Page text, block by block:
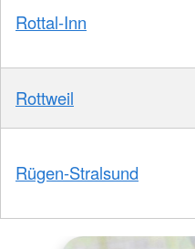
Rottal-Inn
Rottweil
Rügen-Stralsund